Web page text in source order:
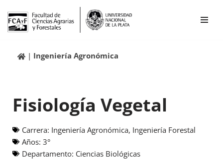
Ir
contenidoIngeniería Agronómica
Fisiología Vegetal
Carrera: Ingeniería Agronómica, Ingeniería Forestal
Años: 3°
Departamento: Ciencias Biológicas